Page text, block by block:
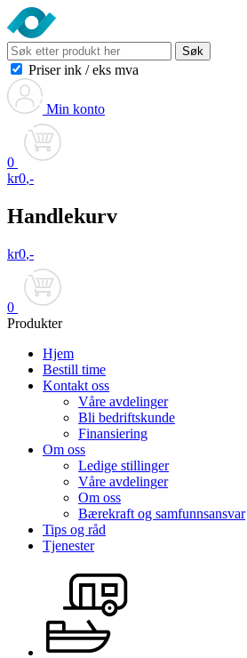
Søk
Priser ink / eks mva
Min konto
0
kr0,-
Handlekurv
kr0,-
0
Produkter
Hjem
Bestill time
Kontakt oss
Våre avdelinger
Bli bedriftskunde
Finansiering
Om oss
Ledige stillinger
Våre avdelinger
Om oss
Bærekraft og samfunnsansvar
Tips og råd
Tjenester